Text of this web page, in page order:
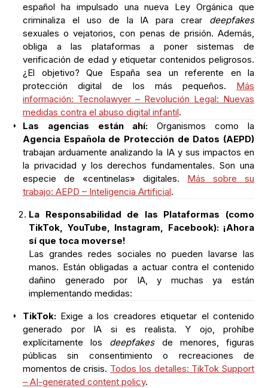
español ha impulsado una nueva Ley Orgánica que
criminaliza el uso de la IA para crear deepfakes
sexuales o vejatorios, con penas de prisión. Además,
obliga a las plataformas a poner sistemas de
verificación de edad y etiquetar contenidos peligrosos.
¿El objetivo? Que España sea un referente en la
protección digital de los más pequeños. Más
información: Tecnolawyer – Revolución Legal: Nuevas
medidas contra el abuso digital infantil.
Las agencias están ahí: Organismos como la
Agencia Española de Protección de Datos (AEPD)
trabajan arduamente analizando la IA y sus impactos en
la privacidad y los derechos fundamentales. Son una
especie de «centinelas» digitales. Más sobre su
trabajo: AEPD – Inteligencia Artificial.
La Responsabilidad de las Plataformas (como
TikTok, YouTube, Instagram, Facebook): ¡Ahora
sí que toca moverse!
Las grandes redes sociales no pueden lavarse las
manos. Están obligadas a actuar contra el contenido
dañino generado por IA, y muchas ya están
implementando medidas:
TikTok: Exige a los creadores etiquetar el contenido
generado por IA si es realista. Y ojo, prohíbe
explícitamente los deepfakesde menores, figuras
públicas sin consentimiento o recreaciones de
momentos de crisis. Todos los detalles: TikTok Support
– AI-generated content policy.